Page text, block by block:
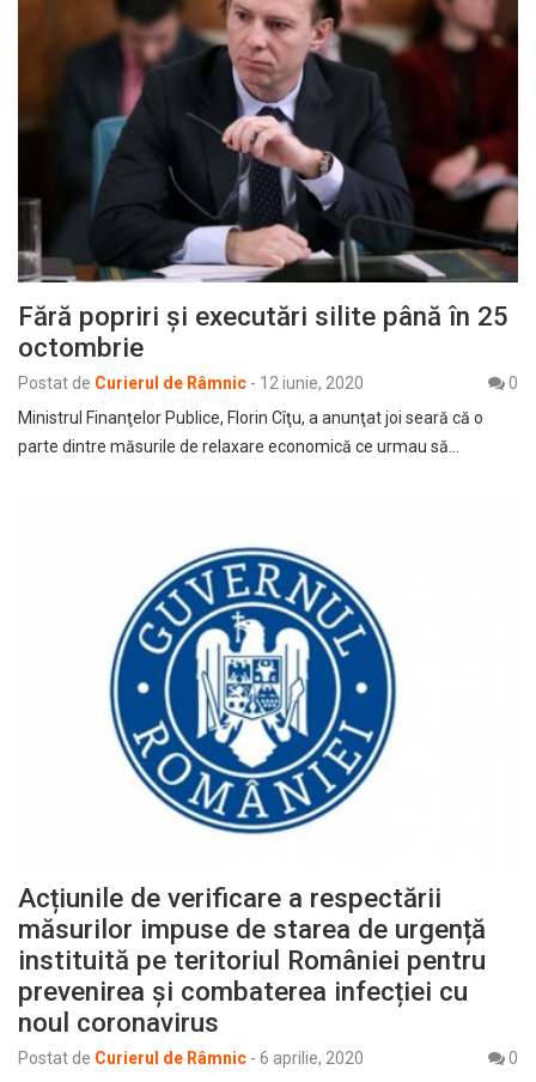
Fără popriri şi executări silite până în 25
octombrie
Postat de Curierul de Râmnic - 12 iunie, 2020
0
Ministrul Finanţelor Publice, Florin Cîţu, a anunţat joi seară că o
parte dintre măsurile de relaxare economică ce urmau să…
Acțiunile de verificare a respectării
măsurilor impuse de starea de urgență
instituită pe teritoriul României pentru
prevenirea și combaterea infecției cu
noul coronavirus
Postat de Curierul de Râmnic - 6 aprilie, 2020
0